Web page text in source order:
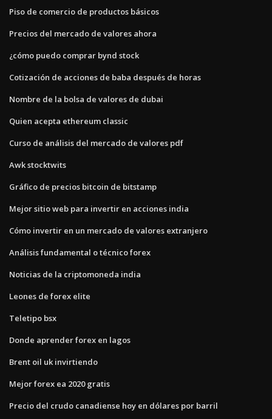
Piso de comercio de productos básicos
Precios del mercado de valores ahora
¿cómo puedo comprar bynd stock
Cotización de acciones de baba después de horas
Nombre de la bolsa de valores de dubai
Quien acepta ethereum classic
Curso de análisis del mercado de valores pdf
Awk stocktwits
Gráfico de precios bitcoin de bitstamp
Mejor sitio web para invertir en acciones india
Cómo invertir en un mercado de valores extranjero
Análisis fundamental o técnico forex
Noticias de la criptomoneda india
Leones de forex elite
Teletipo bsx
Donde aprender forex en lagos
Brent oil uk invirtiendo
Mejor forex ea 2020 gratis
Precio del crudo canadiense hoy en dólares por barril